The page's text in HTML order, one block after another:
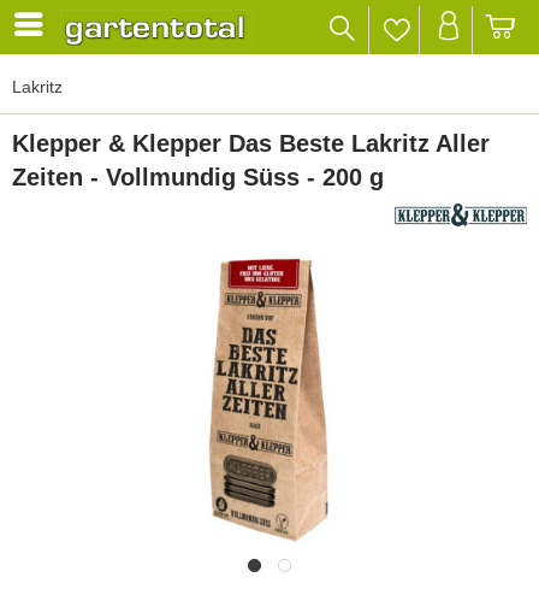
Lakritz
Klepper & Klepper Das Beste Lakritz Aller
Zeiten - Vollmundig Süss - 200 g